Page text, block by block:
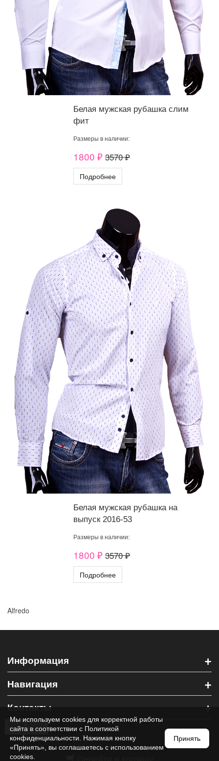
Белая мужская рубашка слим
фит
Размеры в наличии:
1800 ₽ 3570 ₽
Подробнее
Белая мужская рубашка на
выпуск 2016-53
Размеры в наличии:
1800 ₽ 3570 ₽
Подробнее
Alfredo
Информация +
Навигация +
Контакты +
Мы используем cookies для корректной работы
сайта в соответствии с Политикой
конфиденциальности . Нажимая кнопку
«Принять», вы соглашаетесь с использованием
cookies.
Принять